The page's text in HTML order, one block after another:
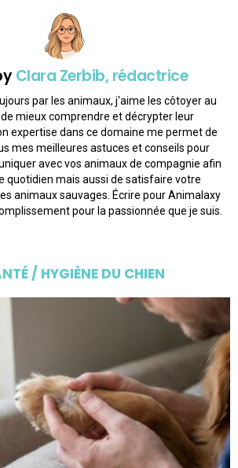
Clara Zerbib, rédactrice
par les animaux, j'aime les côtoyer au
mieux comprendre et décrypter leur
expertise dans ce domaine me permet de
mes meilleures astuces et conseils pour
avec vos animaux de compagnie afin
quotidien mais aussi de satisfaire votre
animaux sauvages. Écrire pour Animalaxy
pour la passionnée que je suis.
/ HYGIÈNE DU CHIEN